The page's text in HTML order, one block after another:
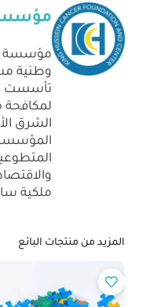
مؤسسة
وطنية
الشرق
ملكية
المزيد من منتجات البائع